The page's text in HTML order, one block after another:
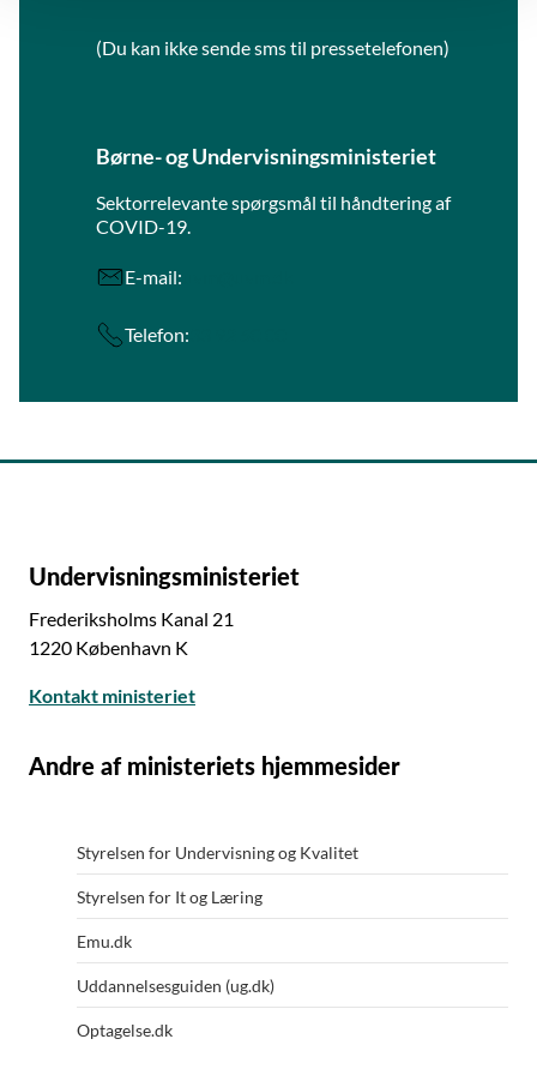
(Du kan ikke sende sms til pressetelefonen)
Børne- og Undervisningsministeriet
Sektorrelevante spørgsmål til håndtering af
COVID-19.
E-mail:
Telefon:
Undervisningsministeriet
Frederiksholms Kanal 21
1220 København K
Kontakt ministeriet
Andre af ministeriets hjemmesider
Styrelsen for Undervisning og Kvalitet
Styrelsen for It og Læring
Emu.dk
Uddannelsesguiden (ug.dk)
Optagelse.dk